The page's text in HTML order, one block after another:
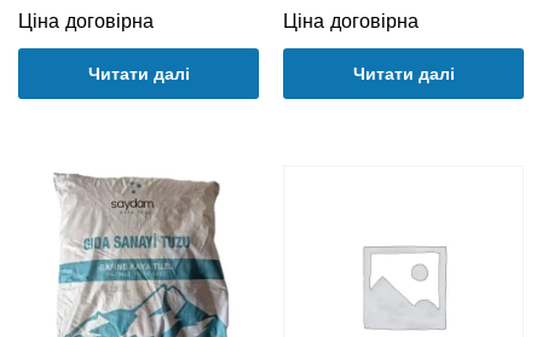
Ціна договірна
Читати далі
Ціна договірна
Читати далі